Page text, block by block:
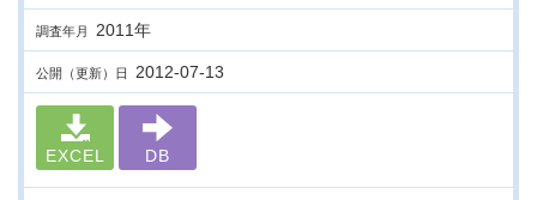
調査年月 2011年
公開（更新）日 2012-07-13
EXCEL DB